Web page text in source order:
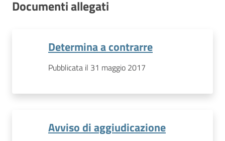
Documenti allegati
Determina a contrarre
Pubblicata il 31 maggio 2017
Avviso di aggiudicazione